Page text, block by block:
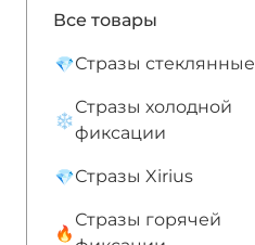
Все товары
Стразы стеклянные
Стразы холодной
фиксации
Стразы Xirius
Стразы горячей